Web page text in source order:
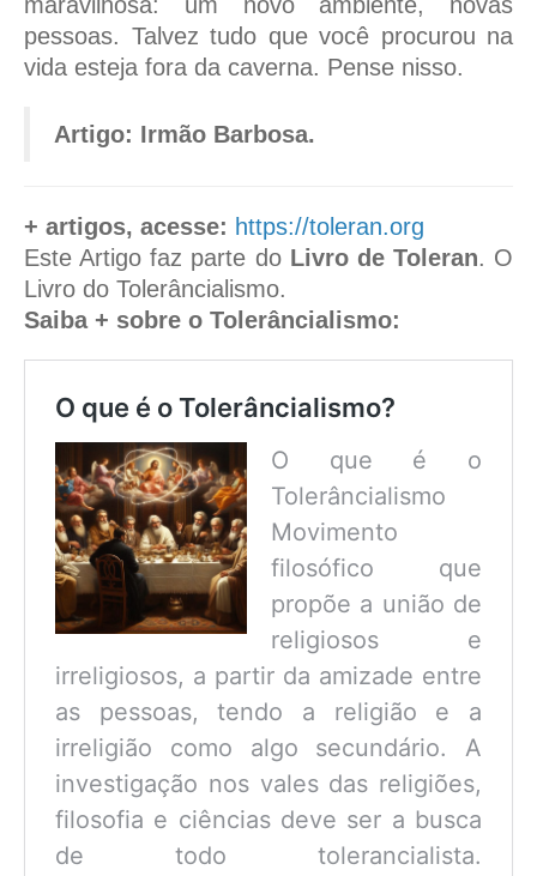
pessoas. Talvez tudo que você procurou na
vida esteja fora da caverna. Pense nisso.
Artigo: Irmão Barbosa.
+ artigos, acesse: https://toleran.org
Este Artigo faz parte do Livro de Toleran. O
Livro do Tolerâncialismo.
Saiba + sobre o Tolerâncialismo:
O que é o Tolerâncialismo?
O que é o
Tolerâncialismo
Movimento
filosófico que
propõe a união de
religiosos e
irreligiosos, a partir da amizade entre
as pessoas, tendo a religião e a
irreligião como algo secundário. A
investigação nos vales das religiões,
filosofia e ciências deve ser a busca
de todo tolerancialista.